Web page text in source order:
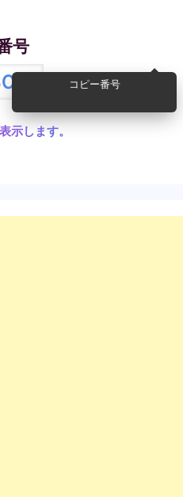
号
コピー番号
示します。